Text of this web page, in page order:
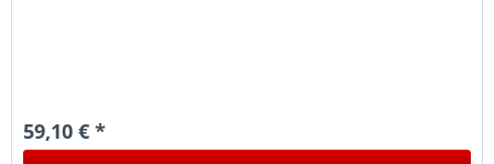
59,10 € *